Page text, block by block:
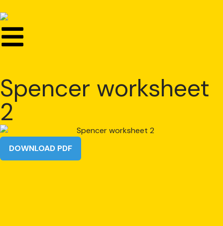
Spencer worksheet
2
DOWNLOAD PDF